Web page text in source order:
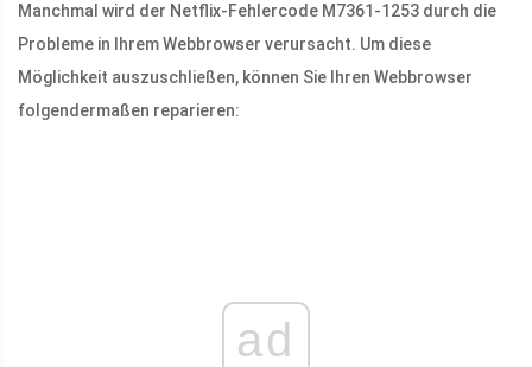
Manchmal wird der Netflix-Fehlercode M7361-1253 durch die
Probleme in Ihrem Webbrowser verursacht. Um diese
Möglichkeit auszuschließen, können Sie Ihren Webbrowser
folgendermaßen reparieren:
ad